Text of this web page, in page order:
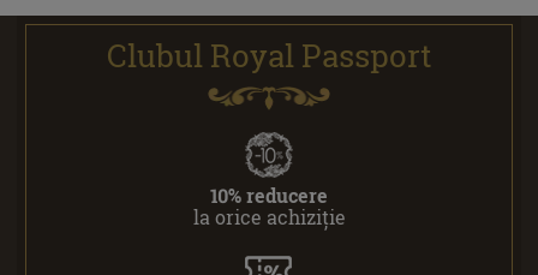
Clubul Royal Passport
10% reducere
la orice achiziție